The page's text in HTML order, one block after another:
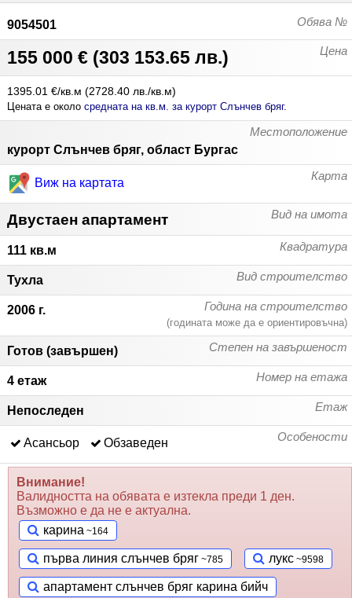
Обява №
9054501
Цена
155 000 € (303 153.65 лв.)
1395.01 €/кв.м (2728.40 лв./кв.м)
Цената е около средната на кв.м. за курорт Слънчев бряг.
Местоположение
курорт Слънчев бряг, област Бургас
Карта
Виж на картата
Вид на имота
Двустаен апартамент
Квадратура
111 кв.м
Вид строителство
Тухла
Година на строителство
2006 г.
(годината може да е ориентировъчна)
Степен на завършеност
Готов (завършен)
Номер на етажа
4 етаж
Етаж
Непоследен
Особености
Асансьор Обзаведен
Внимание!
Валидността на обявата е изтекла преди 1 ден.
Възможно е да не е актуална.
карина
първа линия слънчев бряг лукс
апартамент слънчев бряг карина бийч